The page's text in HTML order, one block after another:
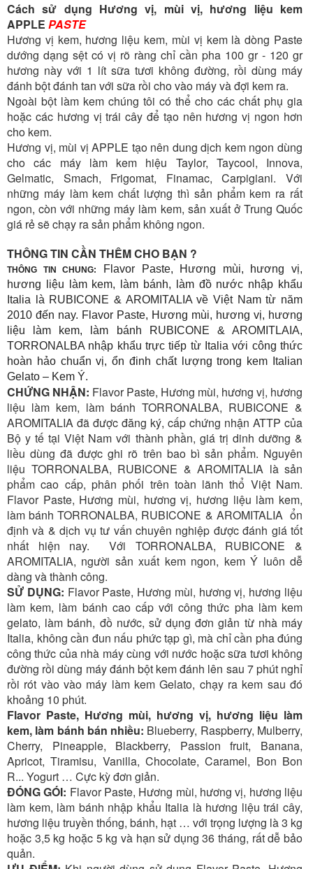
Cách sử dụng Hương vị, mùi vị, hương liệu kem
APPLE PASTE
Hương vị kem, hương liệu kem, mùi vị kem là dòng Paste
dướng dạng sệt có vị rõ ràng chỉ cần pha 100 gr - 120 gr
hương này với 1 lít sữa tươi không đường, rồi dùng máy
đánh bột đánh tan với sữa rồi cho vào máy và đợi kem ra.
Ngoài bột làm kem chúng tôi có thể cho các chất phụ gia
hoặc các hương vị trái cây để tạo nên hương vị ngon hơn
cho kem.
Hương vị, mùi vị APPLE tạo nên dung dịch kem ngon dùng
cho các máy làm kem hiệu Taylor, Taycool, Innova,
Gelmatic, Smach, Frigomat, Finamac, Carpigiani. Với
những máy làm kem chất lượng thì sản phẩm kem ra rất
ngon, còn với những máy làm kem, sản xuất ở Trung Quốc
giá rẻ sẽ chạy ra sản phẩm không ngon.
THÔNG TIN CẦN THÊM CHO BẠN ?
THÔNG TIN CHUNG:
Flavor Paste, Hương mùi, hương vị,
hương liệu làm kem, làm bánh, làm đồ nước nhập khẩu
Italia là RUBICONE & AROMITALIA về Việt Nam từ năm
2010 đến nay. Flavor Paste, Hương mùi, hương vị, hương
liệu làm kem, làm bánh RUBICONE & AROMITLAIA,
TORRONALBA nhập khẩu trực tiếp từ Italia với công thức
hoàn hảo chuẩn vị, ổn đinh chất lượng trong kem Italian
Gelato – Kem Ý.
CHỨNG NHẬN: Flavor Paste, Hương mùi, hương vị, hương
liệu làm kem, làm bánh TORRONALBA, RUBICONE &
AROMITALIA đã được đăng ký, cấp chứng nhận ATTP của
Bộ y tế tại Việt Nam với thành phần, giá trị dinh dưỡng &
liều dùng đã được ghi rõ trên bao bì sản phẩm. Nguyên
liệu TORRONALBA, RUBICONE & AROMITALIA là sản
phẩm cao cấp, phân phối trên toàn lãnh thổ Việt Nam.
Flavor Paste, Hương mùi, hương vị, hương liệu làm kem,
làm bánhTORRONALBA, RUBICONE & AROMITALIA ổn
định và & dịch vụ tư vấn chuyên nghiệp được đánh giá tốt
nhất hiện nay. Với TORRONALBA, RUBICONE &
AROMITALIA, người sản xuất kem ngon, kem Ý luôn dễ
dàng và thành công.
SỬ DỤNG: Flavor Paste, Hương mùi, hương vị, hương liệu
làm kem, làm bánh cao cấp với công thức pha làm kem
gelato, làm bánh, đồ nước, sử dụng đơn giản từ nhà máy
Italia, không cần đun nấu phức tạp gì, mà chỉ cần pha đúng
công thức của nhà máy cùng với nước hoặc sữa tươi không
đường rồi dùng máy đánh bột kem đánh lên sau 7 phút nghỉ
rồi rót vào vào máy làm kem Gelato, chạy ra kem sau đó
khoảng 10 phút.
Flavor Paste, Hương mùi, hương vị, hương liệu làm
kem, làm bánh bán nhiều: Blueberry, Raspberry, Mulberry,
Cherry, Pineapple, Blackberry, Passion fruit, Banana,
Apricot, Tiramisu, Vanilla, Chocolate, Caramel, Bon Bon
R... Yogurt … Cực kỳ đơn giản.
ĐÓNG GÓI: Flavor Paste, Hương mùi, hương vị, hương liệu
làm kem, làm bánh nhập khẩu Italia là hương liệu trái cây,
hương liệu truyền thống, bánh, hạt … với trọng lượng là 3 kg
hoặc 3,5 kg hoặc 5 kg và hạn sử dụng 36 tháng, rất dễ bảo
quản.